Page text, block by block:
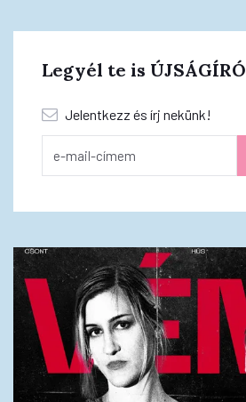
Legyél te is ÚJSÁGÍRÓ
Jelentkezz és írj nekünk!